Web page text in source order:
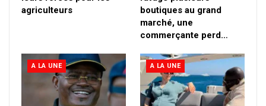
agriculteurs
boutiques au grand
marché, une
commerçante perd…
A LA UNE A LA UNE